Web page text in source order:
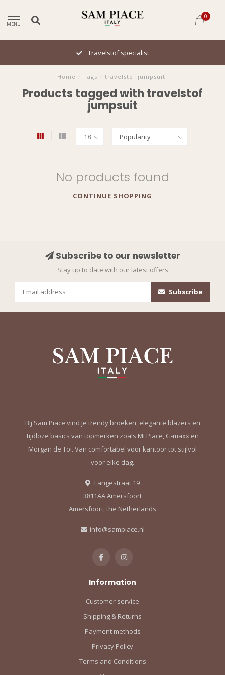
MENU
0
Travelstof specialist
Home Tags travelstof jumpsuit
Products tagged with travelstof
jumpsuit
No products found
CONTINUE SHOPPING
Subscribe to our newsletter
Stay up to date with our latest offers
Subscribe
Bij Sam Piace vind je trendy broeken, elegante blazers en
tijdloze basics van topmerken zoals Mi Piace, G-maxx en
Morgan de Toi. Van comfortabel voor kantoor tot stijlvol
voor elke dag.
Langestraat 19
3811AA Amersfoort
Amersfoort, the Netherlands
info@sampiace.nl
Information
Customer service
Shipping & Returns
Payment methods
Privacy Policy
Terms and Conditions